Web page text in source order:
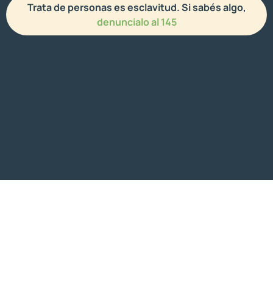
Trata de personas es esclavitud. Si sabés algo,
denuncialo al 145